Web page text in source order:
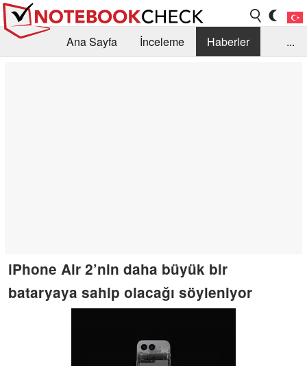
Ana Sayfa İnceleme
Haberler
...
iPhone Air 2’nin daha büyük bir
bataryaya sahip olacağı söyleniyor